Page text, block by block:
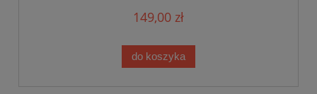
149,00 zł
do koszyka